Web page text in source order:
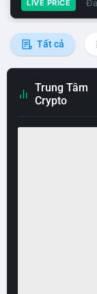
LIVE PRICE
Tất cả
Trung Tâm
Crypto